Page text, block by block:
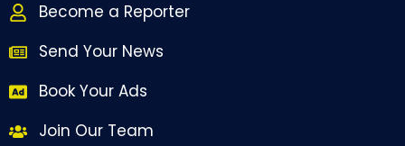
Become a Reporter
Send Your News
Book Your Ads
Join Our Team